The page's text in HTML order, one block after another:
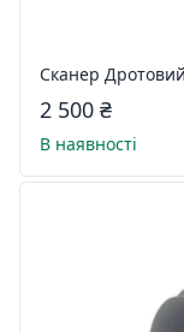
Сканер
2 500 ₴
В наявності